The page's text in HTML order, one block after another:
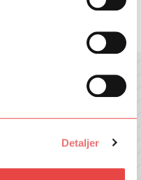
Detaljer
Talent Norge